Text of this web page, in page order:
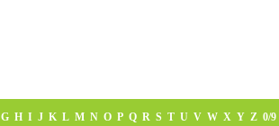
G H I J K L M N O P Q R S T U V W X Y Z 0/9